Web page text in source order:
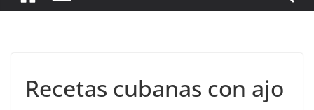
Recetas cubanas con ajo